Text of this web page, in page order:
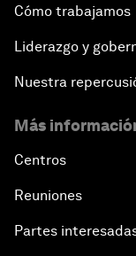
Cómo trabajamos
Liderazgo y
Nuestra
Más
Centros
Reuniones
Partes